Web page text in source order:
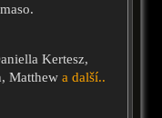
Kertesz,
Matthew a další..